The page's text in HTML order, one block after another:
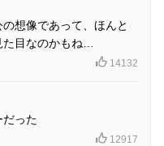
想像であって、ほんと
目なのかもね…
14132
だった
12917